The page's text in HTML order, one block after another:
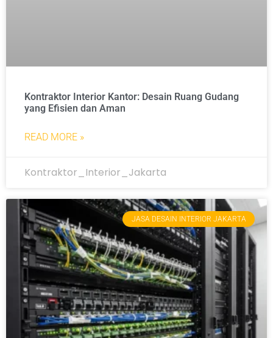
Kontraktor Interior Kantor: Desain Ruang Gudang
yang Efisien dan Aman
READ MORE »
Kontraktor_Interior_Jakarta
JASA DESAIN INTERIOR JAKARTA